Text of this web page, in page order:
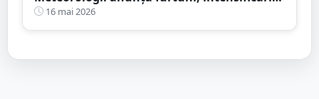
de vânt și ploi în averse
16 mai 2026